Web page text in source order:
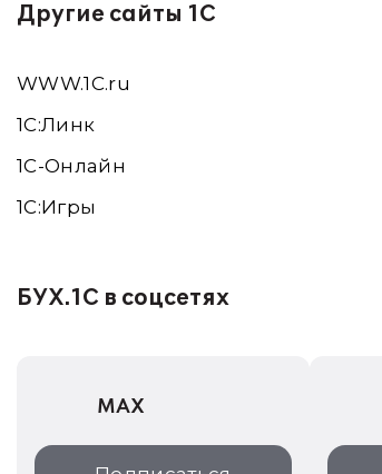
Другие сайты 1С
WWW.1С.ru
1С:Линк
1С-Онлайн
1C:Игры
БУХ.1С в соцсетях
MAX